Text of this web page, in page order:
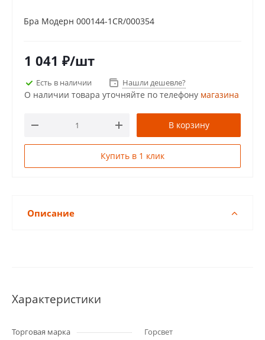
Бра Модерн 000144-1CR/000354
1 041 ₽/шт
Есть в наличии Нашли дешевле?
О наличии товара уточняйте по телефону магазина
В корзину
Купить в 1 клик
Описание
Характеристики
Торговая марка
Горсвет